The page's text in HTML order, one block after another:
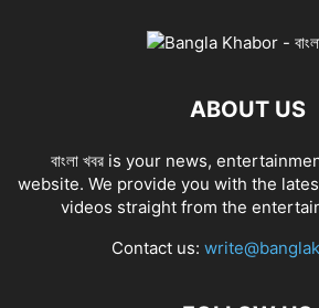
ABOUT US
বাংলা খবর is your news,
website. We provide you with the
videos straight from the
Contact us: